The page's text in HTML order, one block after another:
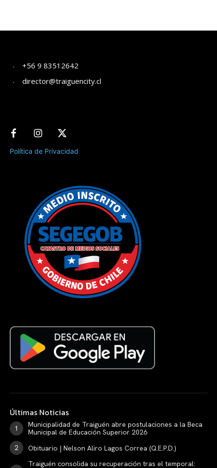
+56 9 83512642
director@traiguencity.cl
Política de Privacidad
Últimas Noticias
Municipalidad de Traiguén abre postulaciones a la Beca
Municipal de Educación Superior 2026
Obituario | Nelson Aliro Lagos Correa (Q.E.P.D.)
Traiguén consolida su recuperación tras el temporal: